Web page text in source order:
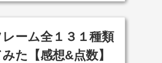
ーム全１３１種類
た【感想&点数】